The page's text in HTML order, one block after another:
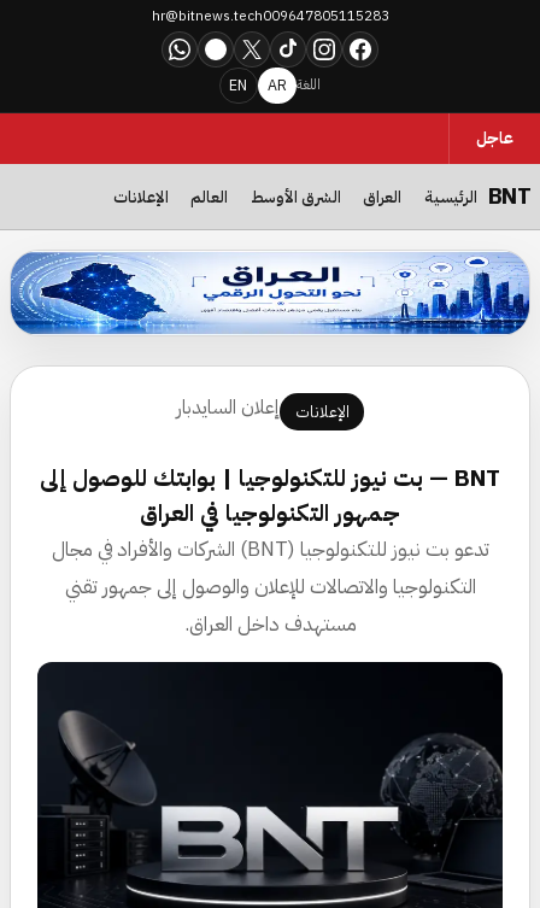
hr@bitnews.tech009647805115283
Facebook
Instagram
TikTok
X
Telegram
WhatsApp
اللغة AR
EN
عاجل
الرئيسية العراق الشرق الأوسط العالم الإعلانات BNT
الإعلانات إعلان السايدبار
BNT — بت نيوز للتكنولوجيا | بوابتك للوصول إلى
جمهور التكنولوجيا في العراق
تدعو بت نيوز للتكنولوجيا (BNT) الشركات والأفراد في مجال
التكنولوجيا والاتصالات للإعلان والوصول إلى جمهور تقني
مستهدف داخل العراق.